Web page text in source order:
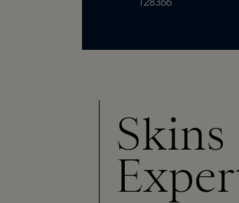
Skins